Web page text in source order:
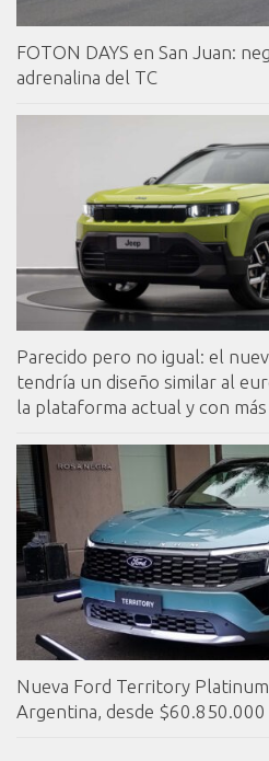
FOTON DAYS en San Juan:
adrenalina del TC
Parecido pero no igual: el
tendría un diseño similar al
la plataforma actual y con
Nueva Ford Territory
Argentina, desde $60.850.000